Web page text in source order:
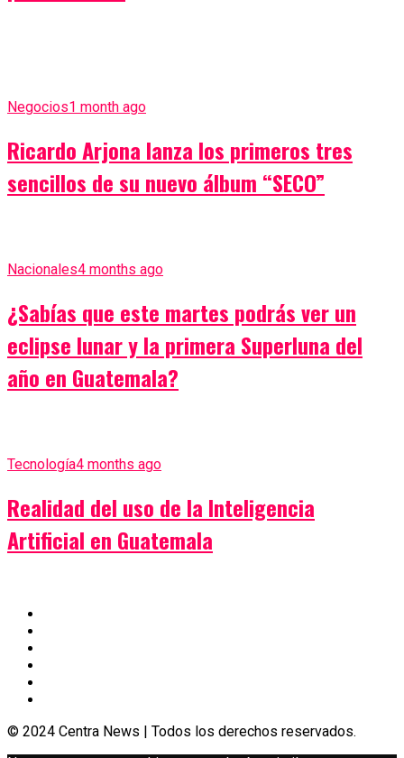
Negocios1 month ago
Ricardo Arjona lanza los primeros tres
sencillos de su nuevo álbum “SECO”
Nacionales4 months ago
¿Sabías que este martes podrás ver un
eclipse lunar y la primera Superluna del
año en Guatemala?
Tecnología4 months ago
Realidad del uso de la Inteligencia
Artificial en Guatemala
© 2024 Centra News | Todos los derechos reservados.